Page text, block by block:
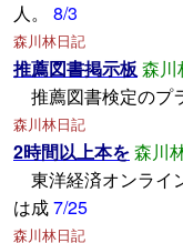
人。 8/3
森川林日記
推薦図書掲示板森川
推薦図書検定のプ
森川林日記
2時間以上本を森川
東洋経済オンライ
は成7/25
森川林日記